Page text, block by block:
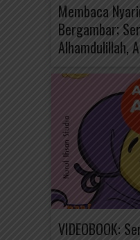
Membaca
Bergambar;
Alhamdulillah,
VIDEOBOOK: